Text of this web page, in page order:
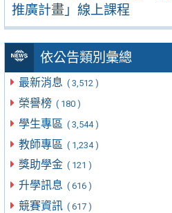
推廣計畫」線上課程
依公告類別彙總
最新消息 ( 3,512 )
榮譽榜 ( 180 )
學生專區 ( 3,544 )
教師專區 ( 1,234 )
獎助學金 ( 121 )
升學訊息 ( 616 )
競賽資訊 ( 617 )